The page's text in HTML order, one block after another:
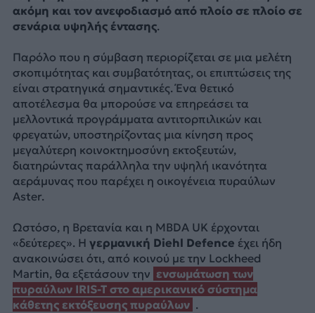
ακόμη και τον ανεφοδιασμό από πλοίο σε πλοίο σε
σενάρια υψηλής έντασης.
Παρόλο που η σύμβαση περιορίζεται σε μια μελέτη
σκοπιμότητας και συμβατότητας, οι επιπτώσεις της
είναι στρατηγικά σημαντικές. Ένα θετικό
αποτέλεσμα θα μπορούσε να επηρεάσει τα
μελλοντικά προγράμματα αντιτορπιλικών και
φρεγατών, υποστηρίζοντας μια κίνηση προς
μεγαλύτερη κοινοκτημοσύνη εκτοξευτών,
διατηρώντας παράλληλα την υψηλή ικανότητα
αεράμυνας που παρέχει η οικογένεια πυραύλων
Aster.
Ωστόσο, η Βρετανία και η MBDA UK έρχονται
«δεύτερες». Η γερμανική Diehl Defence έχει ήδη
ανακοινώσει ότι, από κοινού με την Lockheed
Martin, θα εξετάσουν την ενσωμάτωση των
πυραύλων IRIS-T στο αμερικανικό σύστημα
κάθετης εκτόξευσης πυραύλων .